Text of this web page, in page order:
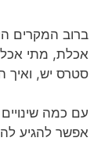
ברוב המקרים
אכלת, מתי
סטרס יש, ואיך
עם כמה
אפשר להגיע